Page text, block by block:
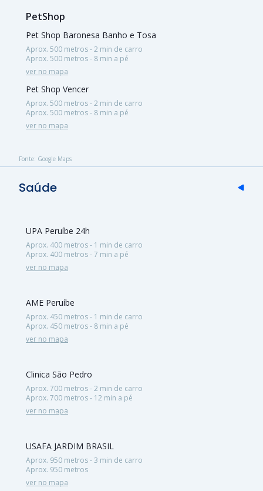
PetShop
Pet Shop Baronesa Banho e Tosa
Aprox. 500 metros - 2 min de carro
Aprox. 500 metros - 8 min a pé
ver no mapa
Pet Shop Vencer
Aprox. 500 metros - 2 min de carro
Aprox. 500 metros - 8 min a pé
ver no mapa
Fonte: Google Maps
Saúde
UPA Peruíbe 24h
Aprox. 400 metros - 1 min de carro
Aprox. 400 metros - 7 min a pé
ver no mapa
AME Peruíbe
Aprox. 450 metros - 1 min de carro
Aprox. 450 metros - 8 min a pé
ver no mapa
Clinica São Pedro
Aprox. 700 metros - 2 min de carro
Aprox. 700 metros - 12 min a pé
ver no mapa
USAFA JARDIM BRASIL
Aprox. 950 metros - 3 min de carro
Aprox. 950 metros
ver no mapa